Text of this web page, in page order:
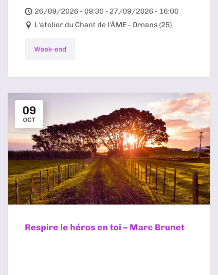
26/09/2026 - 09:30 - 27/09/2026 - 16:00
L'atelier du Chant de l'ÂME - Ornans (25)
Week-end
09
OCT
Respire le héros en toi – Marc Brunet